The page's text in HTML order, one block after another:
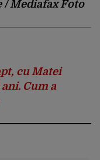
/ Mediafax Foto
cu Matei
Cum a